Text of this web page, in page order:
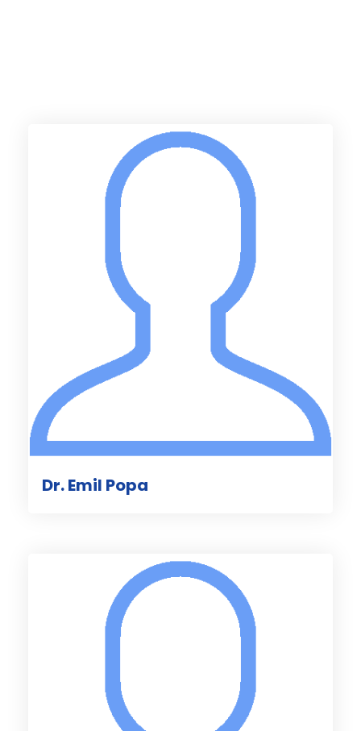
Dr. Emil Popa